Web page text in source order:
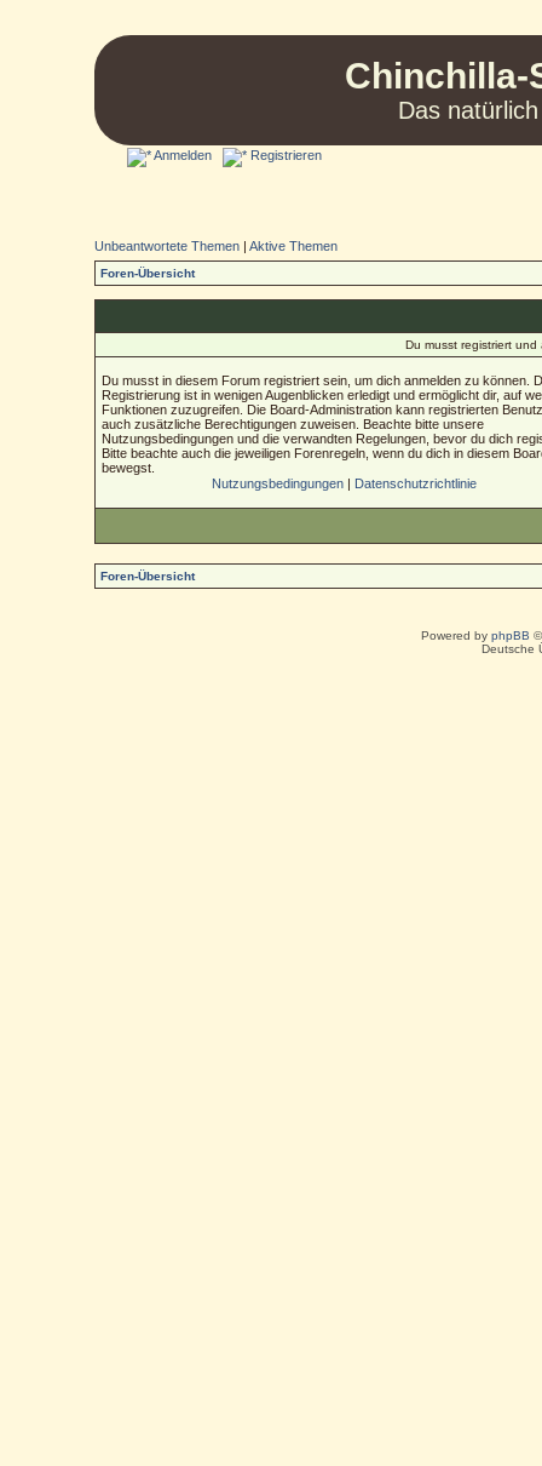
Chinchilla-
Das
Anmelden Registrieren
Unbeantwortete Themen |Aktive Themen
Foren-Übersicht
Du musst registriert
Du musst in diesem Forum registriert sein, um dich anmelden zu können.
Registrierung ist in wenigen Augenblicken erledigt und ermöglicht dir, auf
Funktionen zuzugreifen. Die Board-Administration kann registrierten
auch zusätzliche Berechtigungen zuweisen. Beachte bitte unsere
Nutzungsbedingungen und die verwandten Regelungen, bevor du dich
Bitte beachte auch die jeweiligen Forenregeln, wenn du dich in diesem
bewegst.
Nutzungsbedingungen| Datenschutzrichtlinie
Foren-Übersicht
Powered by phpBB
Deutsche